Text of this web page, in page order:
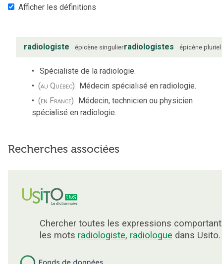
Afficher les définitions
radiologiste épicène singulierradiologistes épicène pluriel
Spécialiste de la radiologie.
(au Québec) Médecin spécialisé en radiologie.
(en France) Médecin, technicien ou physicien
spécialisé en radiologie.
Recherches associées
Chercher toutes les expressions comportant
les mots radiologiste, radiologue dans Usito.